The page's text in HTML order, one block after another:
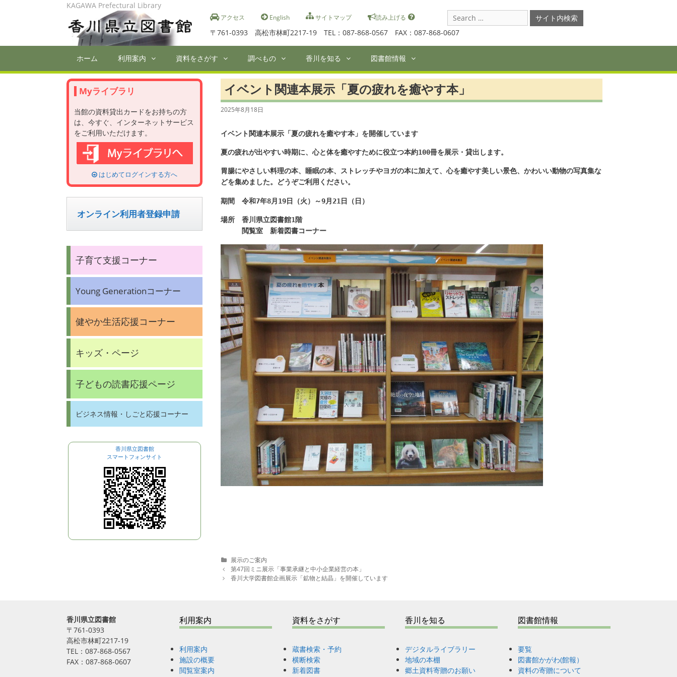
アクセス English サイトマップ 読み上げる
〒761-0393 高松市林町2217-19 TEL：087-868-0567 FAX：087-868-0607
KAGAWA Prefectural Library
Search
for:
ホーム 利用案内 資料をさがす 調べもの 香川を知る 図書館情報
イベント関連本展示「夏の疲れを癒やす本」
2025年8月18日
イベント関連本展示「夏の疲れを癒やす本」を開催しています
夏の疲れが出やすい時期に、心と体を癒やすために役立つ本約100冊を展示・貸出します。
胃腸にやさしい料理の本、睡眠の本、ストレッチやヨガの本に加えて、心を癒やす美しい景色、かわいい動物の写真集な
どを集めました。どうぞご利用ください。
期間 令和7年8月19日（火）～9月 21 日（日）
場所 香川県立図書館1 階
閲覧室 新着図書コーナー
C
a
t
e
展示のご案内
P
o
i
第47回ミニ展示「事業承継と中小企業経営の本」
香川大学図書館企画展示「鉱物と結晶」を開催しています
Myライブラリ
当館の資料貸出カードをお持ちの方
は、今すぐ、インターネットサービス
をご利用いただけます。
はじめてログインする方へ
オンライン利用者登録申請
子育て支援コーナー
Young Generationコーナー
健やか生活応援コーナー
キッズ・ページ
子どもの読書応援ページ
ビジネス情報・しごと応援コーナー
香川県立図書館
スマートフォンサイト
香川県立図書館
〒761-0393
高松市林町2217-19
TEL：087-868-0567
FAX：087-868-0607
利用案内
利用案内
施設の概要
閲覧室案内
資料をさがす
蔵書検索・予約
横断検索
新着図書
香川を知る
デジタルライブラリー
地域の本棚
郷土資料寄贈のお願い
図書館情報
要覧
図書館かがわ(館報）
資料の寄贈について